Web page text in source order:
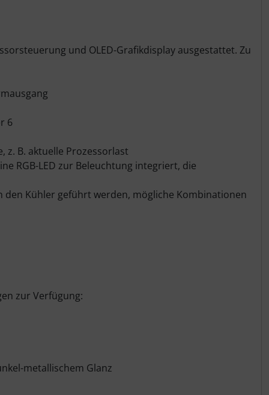
und OLED-Grafikdisplay ausgestattet. Zu
6
z. B. aktuelle Prozessorlast
RGB-LED zur Beleuchtung integriert, die
den Kühler geführt werden, mögliche Kombinationen
zur Verfügung:
metallischem Glanz